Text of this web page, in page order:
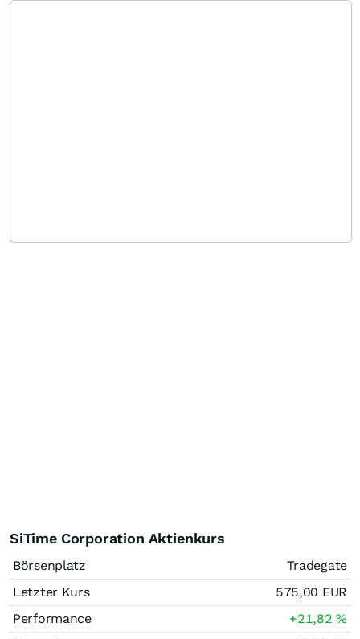
SiTime Corporation Aktienkurs
Börsenplatz
Tradegate
Letzter Kurs
575,00 EUR
Performance
+21,82%